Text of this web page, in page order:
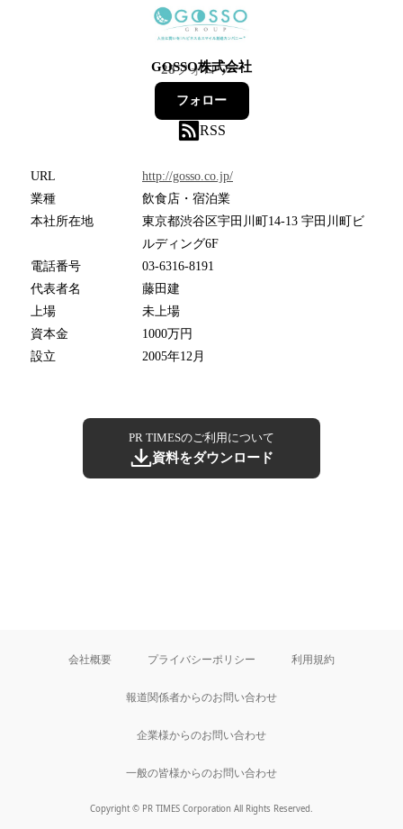
GOSSO株式会社
28フォロワー
フォロー
RSS
URL
http://gosso.co.jp/
業種
飲食店・宿泊業
本社所在地
東京都渋谷区宇田川町14-13 宇田川町ビ
ルディング6F
電話番号
03-6316-8191
代表者名
藤田建
上場
未上場
資本金
1000万円
設立
2005年12月
PR TIMESのご利用について
資料をダウンロード
会社概要 プライバシーポリシー 利用規約
報道関係者からのお問い合わせ
企業様からのお問い合わせ
一般の皆様からのお問い合わせ
Copyright © PR TIMES Corporation All Rights Reserved.